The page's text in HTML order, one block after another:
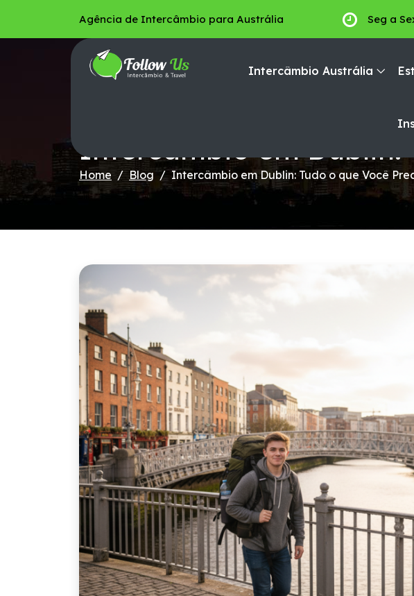
Agência de Intercâmbio para Austrália Seg a
Intercâmbio Austrália
Intercâmbio em Dublin:
Home Blog Intercâmbio em Dublin: Tudo o que Você